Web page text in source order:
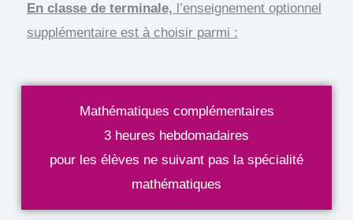
En classe de terminale, l’enseignement optionnel
supplémentaire est à choisir parmi :
Mathématiques complémentaires
3 heures hebdomadaires
pour les élèves ne suivant pas la spécialité
mathématiques